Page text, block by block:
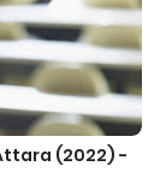
(2022) -